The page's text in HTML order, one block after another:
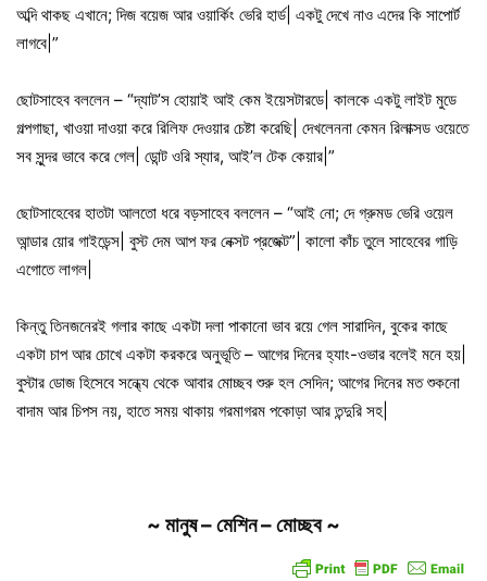
অব্দি থাকছ এখানে; দিজ বয়েজ আর ওয়ার্কিং ভেরি হার্ড| একটু দেখে নাও এদের কি সাপোর্ট
লাগবে|”
ছোটসাহেব বললেন – “দ্যাট’স হোয়াই আই কেম ইয়েসটারডে| কালকে একটু লাইট মুডে
গল্পগাছা, খাওয়া দাওয়া করে রিলিফ দেওয়ার চেষ্টা করেছি| দেখলেননা কেমন রিলাক্সড ওয়েতে
সব সুন্দর ভাবে করে গেল| ডোন্ট ওরি স্যার, আই’ল টেক কেয়ার|”
ছোটসাহেবের হাতটা আলতো ধরে বড়সাহেব বললেন – “আই নো; দে গ্রুমড ভেরি ওয়েল
আন্ডার য়োর গাইডেন্স| বুস্ট দেম আপ ফর নেক্সট প্রজেক্ট”| কালো কাঁচ তুলে সাহেবের গাড়ি
এগোতে লাগল|
কিন্তু তিনজনেরই গলার কাছে একটা দলা পাকানো ভাব রয়ে গেল সারাদিন, বুকের কাছে
একটা চাপ আর চোখে একটা করকরে অনুভূতি – আগের দিনের হ্যাং-ওভার বলেই মনে হয়|
বুস্টার ডোজ হিসেবে সন্ধ্যে থেকে আবার মোচ্ছব শুরু হল সেদিন; আগের দিনের মত শুকনো
বাদাম আর চিপস নয়, হাতে সময় থাকায় গরমাগরম পকোড়া আর তন্দুরি সহ|
~ মানুষ – মেশিন – মোচ্ছব ~